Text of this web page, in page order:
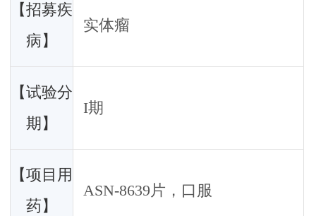
【招募疾
病】
实体瘤
【试验分
期】
I期
【项目用
药】
ASN-8639片，口服